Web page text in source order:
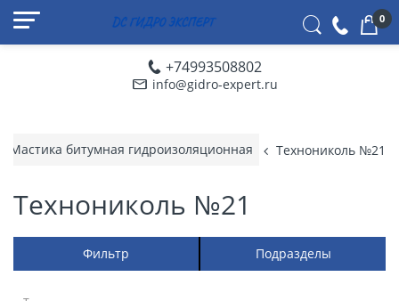
+74993508802
info@gidro-expert.ru
0
Мастика битумная гидроизоляционная Технониколь №21
Технониколь №21
Фильтр Подразделы